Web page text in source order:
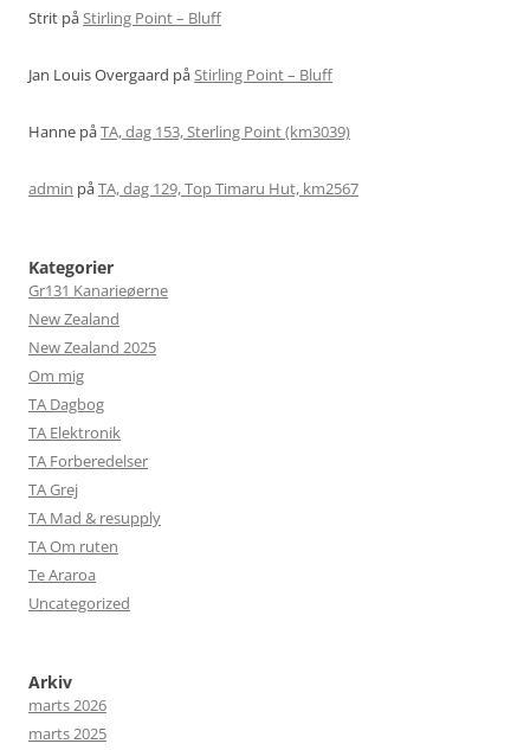
Strit påStirling Point – Bluff
Jan Louis Overgaard påStirling Point – Bluff
Hanne påTA, dag 153, Sterling Point (km3039)
admin påTA, dag 129, Top Timaru Hut, km2567
Kategorier
Gr131 Kanarieøerne
New Zealand
New Zealand 2025
Om mig
TA Dagbog
TA Elektronik
TA Forberedelser
TA Grej
TA Mad & resupply
TA Om ruten
Te Araroa
Uncategorized
Arkiv
marts 2026
marts 2025